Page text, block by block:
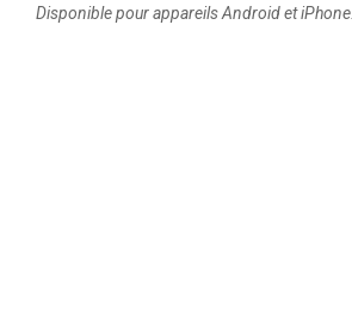
Disponible pour appareils Android et iPhone.